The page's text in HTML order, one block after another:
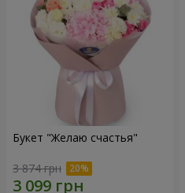
Букет "Желаю счастья"
3 874 грн